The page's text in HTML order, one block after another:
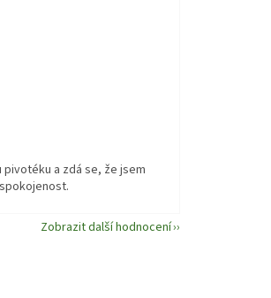
5 z 5 hvězdiček.
pivotéku a zdá se, že jsem
Zobrazit další hodnocení